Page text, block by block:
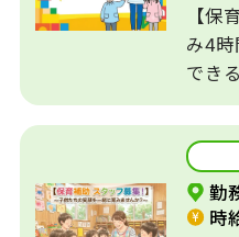
【
み4
でき
勤
時